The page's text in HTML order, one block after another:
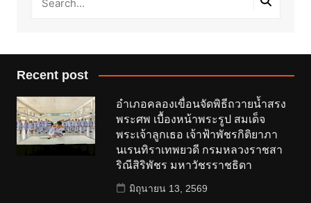
Recent post
อำเภอคลองเขื่อนจัดพิธีถวายน้ำสรง
พระศพ เบื้องหน้าพระรูป สมเด็จ
พระเจ้าลูกเธอ เจ้าฟ้าพัชรกิติยาภา
นเรนทิราเทพยวดี กรมหลวงราชสา
ริณีสิริพัชร มหาวัชรราชธิดา
มิถุนายน 13, 2569